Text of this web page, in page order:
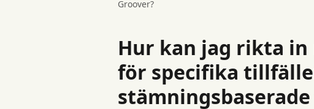
Groover?
Hur kan jag rikta
för specifika